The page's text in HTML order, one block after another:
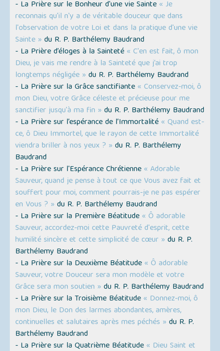
- La Prière sur le Bonheur d'une vie Sainte « Je
reconnais qu'il n'y a de véritable douceur que dans
l'observation de votre Loi et dans la pratique d'une vie
Sainte » du R. P. Barthélemy Baudrand
- La Prière d’éloges à la Sainteté « C'en est fait, ô mon
Dieu, je vais me rendre à la Sainteté que j’ai trop
longtemps négligée » du R. P. Barthélemy Baudrand
- La Prière sur la Grâce sanctifiante « Conservez-moi, ô
mon Dieu, votre Grâce céleste et précieuse pour me
sanctifier jusqu'à ma fin » du R. P. Barthélemy Baudrand
- La Prière sur l’espérance de l’Immortalité « Quand est-
ce, ô Dieu Immortel, que le rayon de cette Immortalité
viendra briller à nos yeux ? » du R. P. Barthélemy
Baudrand
- La Prière sur l'Espérance Chrétienne « Adorable
Sauveur, quand je pense à tout ce que Vous avez fait et
souffert pour moi, comment pourrais-je ne pas espérer
en Vous ? » du R. P. Barthélemy Baudrand
- La Prière sur la Première Béatitude « Ô adorable
Sauveur, accordez-moi cette Pauvreté d'esprit, cette
humilité sincère et cette simplicité de cœur » du R. P.
Barthélemy Baudrand
- La Prière sur la Deuxième Béatitude « Ô adorable
Sauveur, votre Douceur sera mon modèle et votre
Grâce sera mon soutien » du R. P. Barthélemy Baudrand
- La Prière sur la Troisième Béatitude « Donnez-moi, ô
mon Dieu, le Don des larmes abondantes, amères,
continuelles et salutaires après mes péchés » du R. P.
Barthélemy Baudrand
- La Prière sur la Quatrième Béatitude « Dieu Saint et